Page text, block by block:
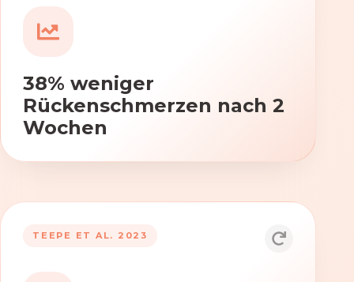
38% weniger
Rückenschmerzen nach 2
Wochen
TEEPE ET AL. 2023
Durch die Anwendung von ViViRA